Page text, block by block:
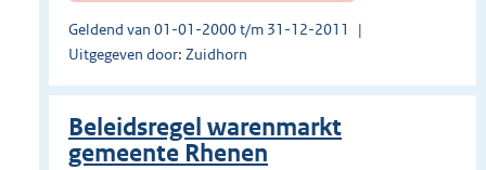
Geldend van 01-01-2000 t/m 31-12-2011
Uitgegeven door: Zuidhorn
Beleidsregel warenmarkt
gemeente Rhenen